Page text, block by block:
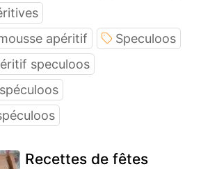
apéritif
Speculoos
speculoos
Recettes de fêtes